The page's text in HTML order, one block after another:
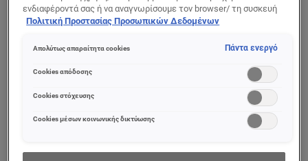
ενδιαφέροντά σας ή να αναγνωρίσουμε τον browser/ τη συσκευή
σας για τη δημιουργία προφίλ με τα ενδιαφέροντά σας και να σας
διαδικτυακές προτάσεις. Μπορείτε να αποδεχθείτε cookies τα
(«Απόρριψη όλων») ή να ρυθμίσετε και να αποθηκεύσετε τις
επιλογές σας («Αποθήκευση επιλογών»). Μπορείτε επίσης, ανά
πάσα στιγμή, να ελέγξετε και να ρυθμίσετε εκ νέου τις επιλογές
Περισσότερες πληροφορίες μπορείτε να βρείτε στην
Πολιτική Προστασίας Προσωπικών Δεδομένων
Απολύτως απαραίτητα cookies Πάντα ενεργό
Cookies απόδοσης
Cookies στόχευσης
Cookies μέσων κοινωνικής δικτύωσης